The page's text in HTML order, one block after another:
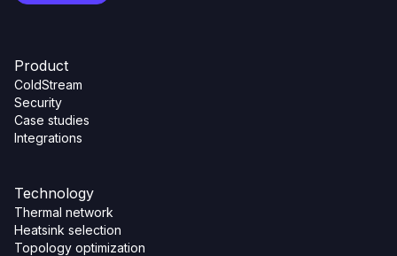
Product
ColdStream
Security
Case studies
Integrations
Technology
Thermal network
Heatsink selection
Topology optimization